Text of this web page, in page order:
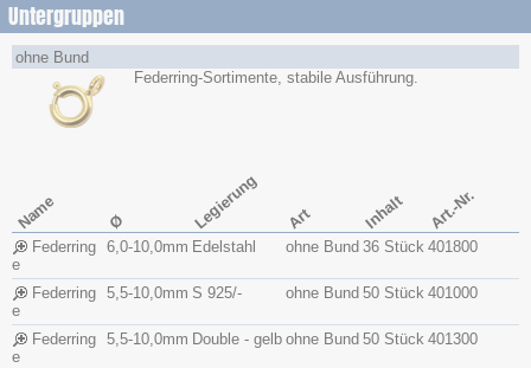
Untergruppen
ohne Bund
Federring-Sortimente, stabile Ausführung.
Name Ø Legierung Art Inhalt Art.-Nr.
Federring
e
6,0-10,0mm Edelstahl ohne Bund 36 Stück 401800
Federring
e
5,5-10,0mm S 925/- ohne Bund 50 Stück 401000
Federring
e
5,5-10,0mm Double - gelb ohne Bund 50 Stück 401300